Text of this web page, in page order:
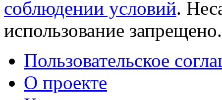
соблюдении условий.
использование
Пользовательское
О проекте